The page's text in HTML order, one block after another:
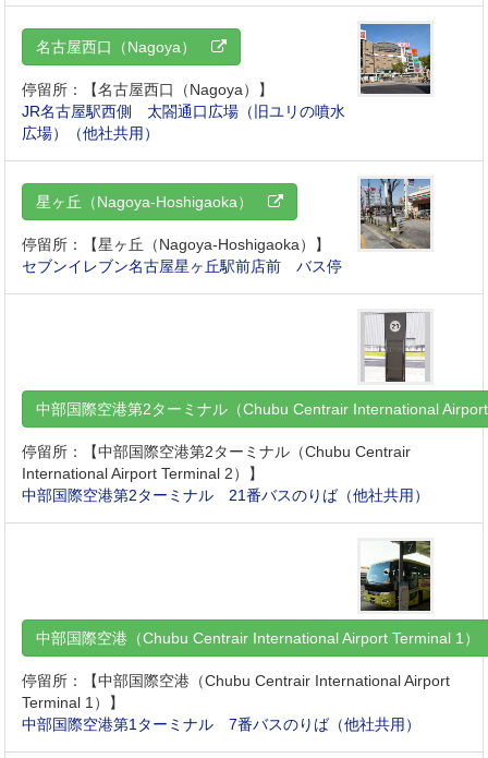
名古屋西口（Nagoya）
停留所：【名古屋西口（Nagoya）】
JR名古屋駅西側 太閤通口広場（旧ユリの噴水
広場）（他社共用）
星ヶ丘（Nagoya-Hoshigaoka）
停留所：【星ヶ丘（Nagoya-Hoshigaoka）】
セブンイレブン名古屋星ヶ丘駅前店前 バス停
中部国際空港第2ターミナル（Chubu Centrair International
停留所：【中部国際空港第2ターミナル（Chubu Centrair
International Airport Terminal 2）】
中部国際空港第2ターミナル 21番バスのりば（他社共用）
中部国際空港（Chubu Centrair International Airport Terminal 1
停留所：【中部国際空港（Chubu Centrair International Airport
Terminal 1）】
中部国際空港第1ターミナル 7番バスのりば（他社共用）